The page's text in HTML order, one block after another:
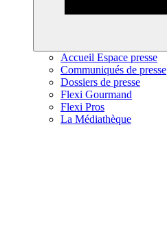
Accueil Espace presse
Communiqués de presse
Dossiers de presse
Flexi Gourmand
Flexi Pros
La Médiathèque